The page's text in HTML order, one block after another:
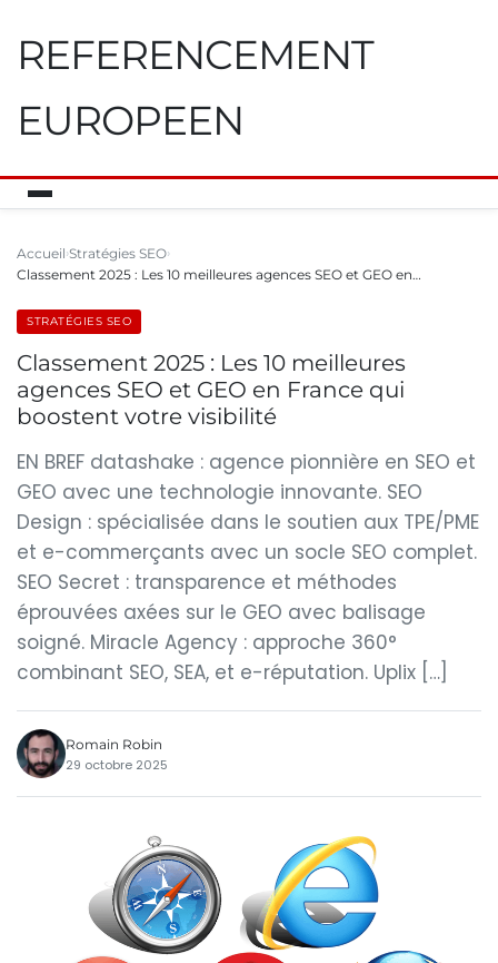
REFERENCEMENT
EUROPEEN
Accueil Stratégies SEO
Classement 2025 : Les 10 meilleures agences SEO et GEO en…
STRATÉGIES SEO
Classement 2025 : Les 10 meilleures
agences SEO et GEO en France qui
boostent votre visibilité
EN BREF datashake : agence pionnière en SEO et
GEO avec une technologie innovante. SEO
Design : spécialisée dans le soutien aux TPE/PME
et e-commerçants avec un socle SEO complet.
SEO Secret : transparence et méthodes
éprouvées axées sur le GEO avec balisage
soigné. Miracle Agency : approche 360°
combinant SEO, SEA, et e-réputation. Uplix […]
Romain Robin
29 octobre 2025